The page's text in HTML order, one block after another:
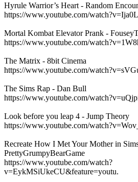
Hyrule Warrior’s Heart - Random
https://www.youtube.com/
Mortal Kombat Elevator Prank -
https://www.youtube.com/
The Matrix - 8bit Cinema
https://www.youtube.com/
The Sims Rap - Dan Bull
https://www.youtube.com/
Look before you leap 4 - Jump Theory
https://www.youtube.com/
Recreate How I Met Your Mother in
PrettyGrumpyBearGame
https://www.youtube.com/watch?
v=EykMSiUkeCU&feature=youtu.